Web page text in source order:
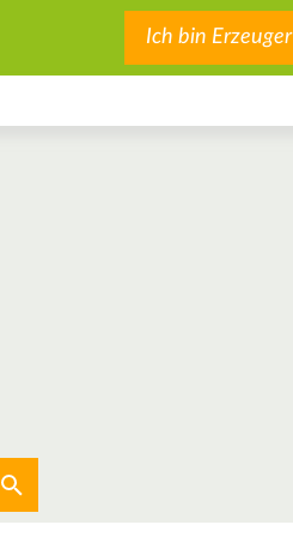
Ich bin Erzeuger
Aktuellen Standort verwenden